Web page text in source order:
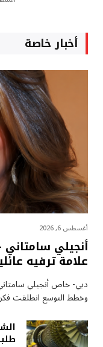
أخبار خاصة
أغسطس 6, 2026
أنجيلي
علامة ترفيه
دبي- خاص أنجيلي
وخطط التوسع انطلقت